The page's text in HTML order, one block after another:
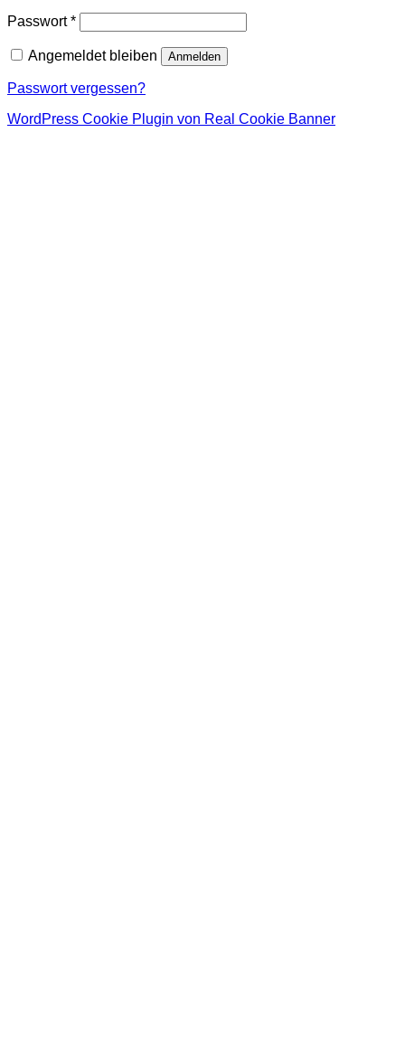
Passwort*Erforderlich
Angemeldet bleiben Anmelden
Passwort vergessen?
WordPress Cookie Plugin von Real Cookie Banner